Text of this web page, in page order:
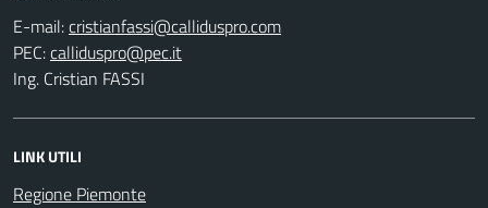
E-mail:
PEC:
Ing. Cristian FASSI
LINK UTILI
Regione Piemonte